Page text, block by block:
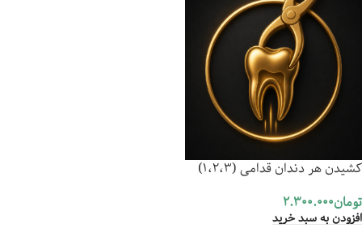
کشیدن هر دندان قدامی (1،2،3)
تومان2.300.000
افزودن به سبد خرید